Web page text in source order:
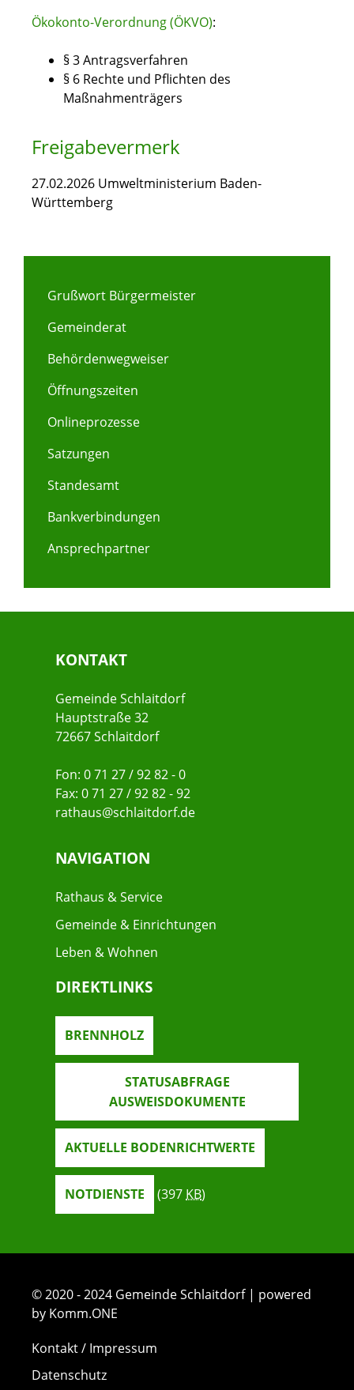
Ökokonto-Verordnung (ÖKVO):
§ 3 Antragsverfahren
§ 6 Rechte und Pflichten des
Maßnahmenträgers
Freigabevermerk
27.02.2026 Umweltministerium Baden-
Württemberg
Grußwort Bürgermeister
Gemeinderat
Behördenwegweiser
Öffnungszeiten
Onlineprozesse
Satzungen
Standesamt
Bankverbindungen
Ansprechpartner
KONTAKT
Gemeinde Schlaitdorf
Hauptstraße 32
72667 Schlaitdorf
Fon: 0 71 27 / 92 82 - 0
Fax: 0 71 27 / 92 82 - 92
rathaus@schlaitdorf.de
NAVIGATION
Rathaus & Service
Gemeinde & Einrichtungen
Leben & Wohnen
DIREKTLINKS
BRENNHOLZ
STATUSABFRAGE
AUSWEISDOKUMENTE
AKTUELLE BODENRICHTWERTE
NOTDIENSTE (397 KB)
© 2020 - 2024 Gemeinde Schlaitdorf | powered
by Komm.ONE
Kontakt / Impressum
Datenschutz